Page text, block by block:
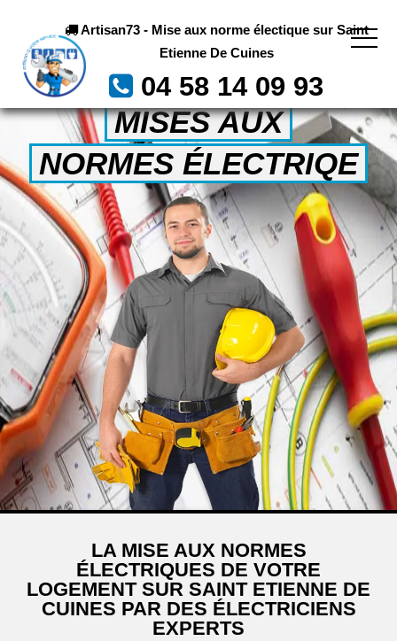
Artisan73 - Mise aux norme électique sur Saint
Etienne De Cuines
04 58 14 09 93
MISES AUX
NORMES ÉLECTRIQE
LA MISE AUX NORMES
ÉLECTRIQUES DE VOTRE
LOGEMENT SUR SAINT ETIENNE DE
CUINES PAR DES ÉLECTRICIENS
EXPERTS